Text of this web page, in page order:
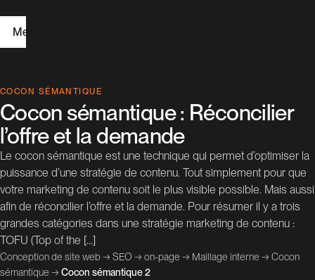
Menu
A
c
c
u
ei
l
C
r
COCON SÉMANTIQUE
Cocon sémantique : Réconcilier
l’offre et la demande
Le cocon sémantique est une technique qui permet d’optimiser la
puissance d’une stratégie de contenu. Tout simplement pour que
votre marketing de contenu soit le plus visible possible. Mais aussi
afin de réconcilier l’offre et la demande. Pour résumer il y a trois
grandes catégories dans une stratégie marketing de contenu :
TOFU (Top of the […]
Conception de site web→ SEO → on-page → Maillage interne → Cocon
sémantique → Cocon sémantique 2